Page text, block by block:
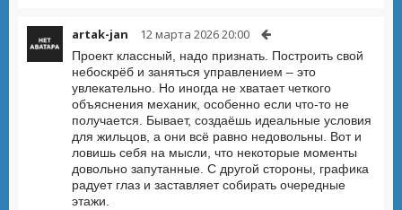
artak-jan 12 марта 2026 20:00
Проект классный, надо признать. Построить свой
небоскрёб и заняться управлением – это
увлекательно. Но иногда не хватает четкого
объяснения механик, особенно если что-то не
получается. Бывает, создаёшь идеальные условия
для жильцов, а они всё равно недовольны. Вот и
ловишь себя на мысли, что некоторые моменты
довольно запутанные. С другой стороны, графика
радует глаз и заставляет собирать очередные
этажи.